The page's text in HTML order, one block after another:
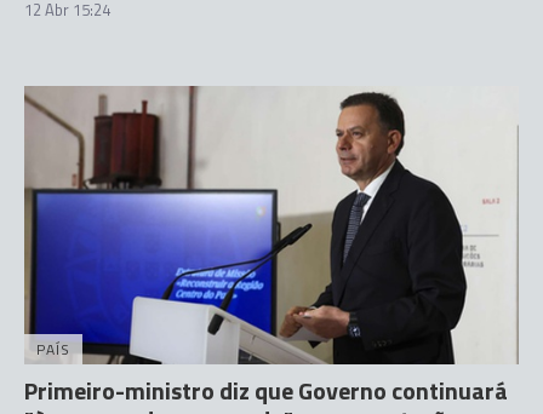
12 Abr 15:24
PAÍS
Primeiro-ministro diz que Governo continuará